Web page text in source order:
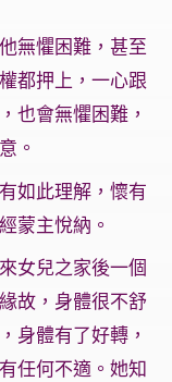
無懼困難，甚至
都押上，一心跟
也會無懼困難，
。
如此理解，懷有
蒙主悅納。
女兒之家後一個
故，身體很不舒
身體有了好轉，
任何不適。她知